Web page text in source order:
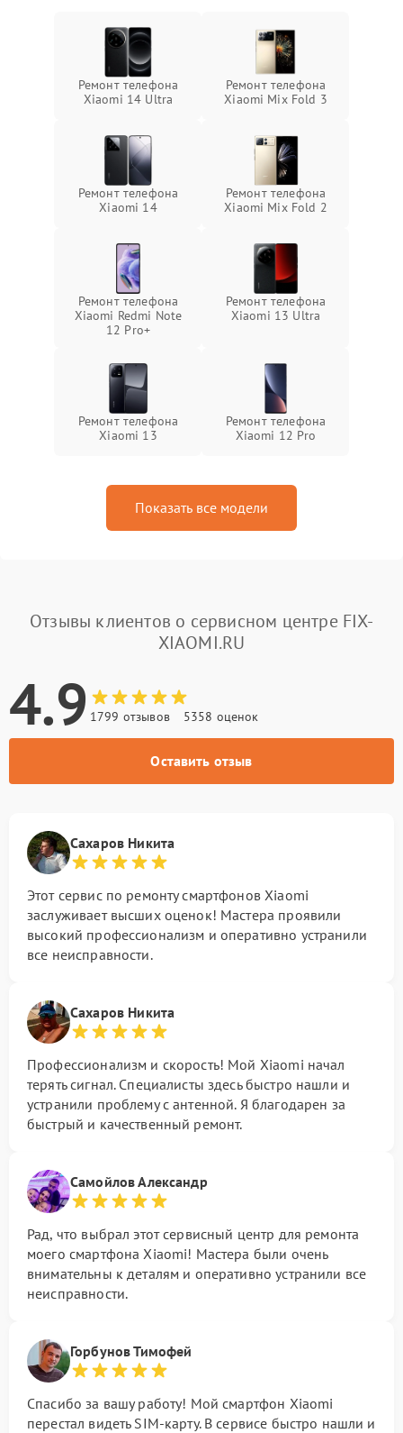
Ремонт телефона
Xiaomi 14 Ultra
Ремонт телефона
Xiaomi Mix Fold 3
Ремонт телефона
Xiaomi 14
Ремонт телефона
Xiaomi Mix Fold 2
Ремонт телефона
Xiaomi Redmi Note
12 Pro+
Ремонт телефона
Xiaomi 13 Ultra
Ремонт телефона
Xiaomi 13
Ремонт телефона
Xiaomi 12 Pro
Показать все модели
Отзывы клиентов о сервисном центре FIX-
XIAOMI.RU
4.9 1799 отзывов 5358 оценок
Оставить отзыв
Сахаров Никита
Этот сервис по ремонту смартфонов Xiaomi
заслуживает высших оценок! Мастера проявили
высокий профессионализм и оперативно устранили
все неисправности.
Сахаров Никита
Профессионализм и скорость! Мой Xiaomi начал
терять сигнал. Специалисты здесь быстро нашли и
устранили проблему с антенной. Я благодарен за
быстрый и качественный ремонт.
Самойлов Александр
Рад, что выбрал этот сервисный центр для ремонта
моего смартфона Xiaomi! Мастера были очень
внимательны к деталям и оперативно устранили все
неисправности.
Горбунов Тимофей
Спасибо за вашу работу! Мой смартфон Xiaomi
перестал видеть SIM-карту. В сервисе быстро нашли и